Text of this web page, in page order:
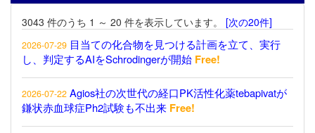
3043 件のうち 1 ～ 20 件を表示しています。 [次の20件]
2026-07-29 目当ての化合物を見つける計画を立て、実行
し、判定するAIをSchrodingerが開始 Free!
2026-07-22 Agios社の次世代の経口PK活性化薬tebapivatが
鎌状赤血球症Ph2試験も不出来 Free!